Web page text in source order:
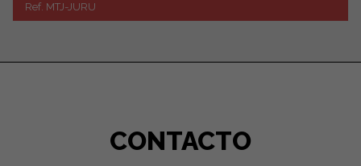
Ref. MTJ-JURU
CONTACTO